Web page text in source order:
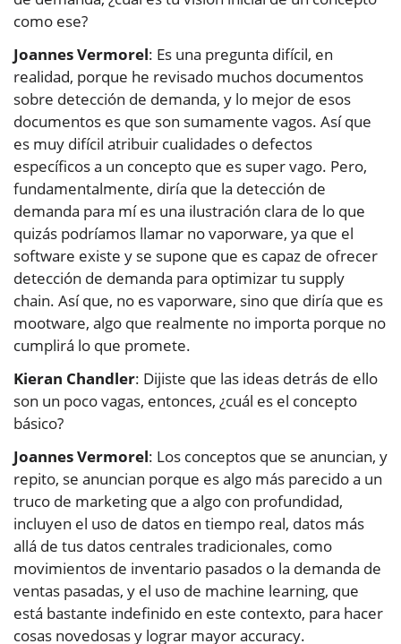
como ese?
Joannes Vermorel: Es una pregunta difícil, en
realidad, porque he revisado muchos documentos
sobre detección de demanda, y lo mejor de esos
documentos es que son sumamente vagos. Así que
es muy difícil atribuir cualidades o defectos
específicos a un concepto que es super vago. Pero,
fundamentalmente, diría que la detección de
demanda para mí es una ilustración clara de lo que
quizás podríamos llamar no vaporware, ya que el
software existe y se supone que es capaz de ofrecer
detección de demanda para optimizar tu supply
chain. Así que, no es vaporware, sino que diría que es
mootware, algo que realmente no importa porque no
cumplirá lo que promete.
Kieran Chandler: Dijiste que las ideas detrás de ello
son un poco vagas, entonces, ¿cuál es el concepto
básico?
Joannes Vermorel: Los conceptos que se anuncian, y
repito, se anuncian porque es algo más parecido a un
truco de marketing que a algo con profundidad,
incluyen el uso de datos en tiempo real, datos más
allá de tus datos centrales tradicionales, como
movimientos de inventario pasados o la demanda de
ventas pasadas, y el uso de machine learning, que
está bastante indefinido en este contexto, para hacer
cosas novedosas y lograr mayor accuracy.